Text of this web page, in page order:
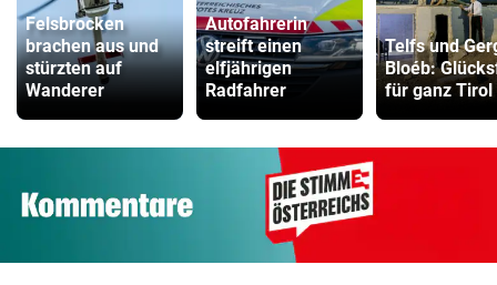
Felsbrocken
brachen aus und
stürzten auf
Wanderer
Autofahrerin
streift einen
elfjährigen
Radfahrer
Telfs und
Bloéb:
für ganz Tirol